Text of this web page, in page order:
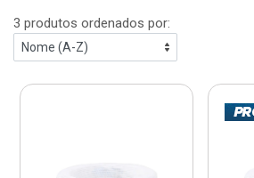
3 produtos ordenados por: